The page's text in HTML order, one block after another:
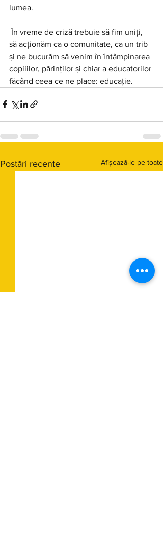
lumea.
să acționăm ca o comunitate, ca un trib
și ne bucurăm să venim în întâmpinarea
copiiilor, părinților și chiar a educatorilor
făcând ceea ce ne place: educație.
Postări recente Afișează-le pe toate